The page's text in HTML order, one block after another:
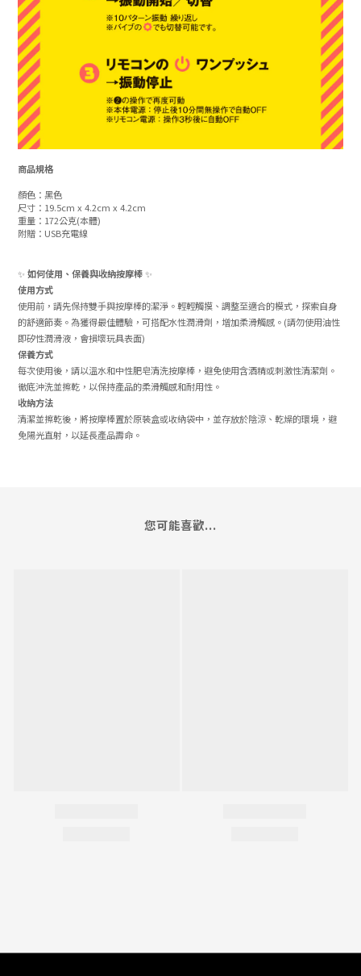
商品規格
顏色：黑色
尺寸：19.5cm x 4.2cm x 4.2cm
重量：172公克(本體)
附贈：USB充電線
✨ 如何使用、保養與收納按摩棒✨
使用方式
使用前，請先保持雙手與按摩棒的潔淨。輕輕觸摸、調整至適合的模式，探索自身
的舒適節奏。為獲得最佳體驗，可搭配水性潤滑劑，增加柔滑觸感。(請勿使用油性
即矽性潤滑液，會損壞玩具表面)
保養方式
每次使用後，請以溫水和中性肥皂清洗按摩棒，避免使用含酒精或刺激性清潔劑。
徹底沖洗並擦乾，以保持產品的柔滑觸感和耐用性。
收納方法
清潔並擦乾後，將按摩棒置於原裝盒或收納袋中，並存放於陰涼、乾燥的環境，避
免陽光直射，以延長產品壽命。
您可能喜歡...